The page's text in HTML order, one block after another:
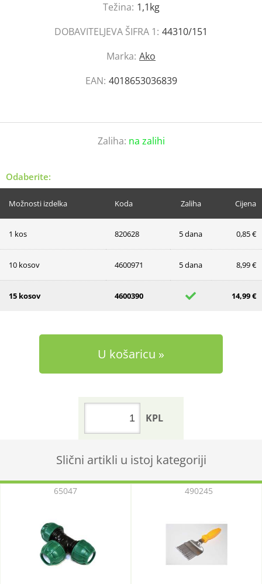
Težina: 1,1kg
DOBAVITELJEVA ŠIFRA 1: 44310/151
Marka: Ako
EAN: 4018653036839
Zaliha: na zalihi
Odaberite:
Možnosti izdelka Koda Zaliha Cijena
1 kos 820628 5 dana 0,85 €
10 kosov 4600971 5 dana 8,99 €
15 kosov 4600390 14,99 €
U košaricu
KPL
Slični artikli u istoj kategoriji
65047 490245